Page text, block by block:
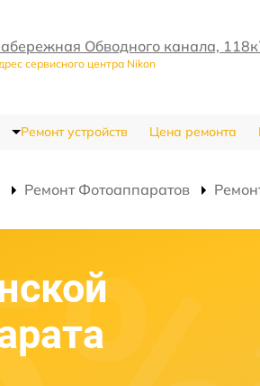
Обводного канала,
сервисного центра Nikon
Ремонт устройств Цена ремонта
Ремонт Фотоаппаратов